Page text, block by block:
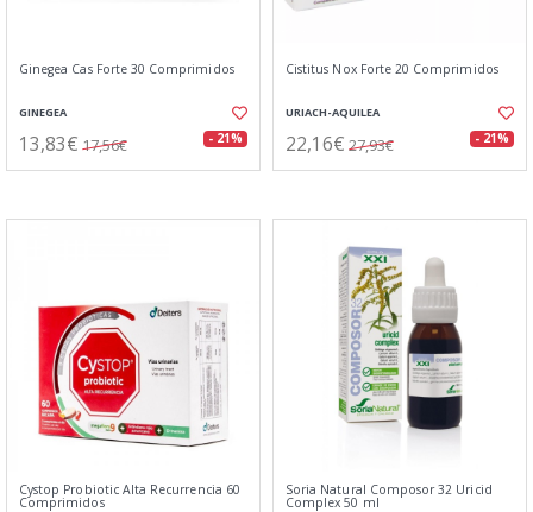
Ginegea Cas Forte 30 Comprimidos
GINEGEA
13,83€ 17,56€ - 21%
Cistitus Nox Forte 20 Comprimidos
URIACH-AQUILEA
22,16€ 27,93€ - 21%
Cystop Probiotic Alta Recurrencia 60
Comprimidos
Soria Natural Composor 32 Uricid
Complex 50 ml